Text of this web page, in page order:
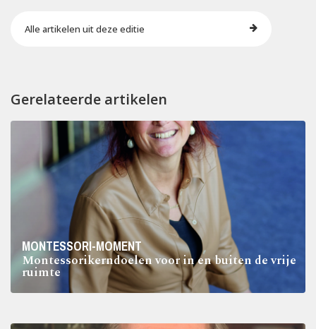
Alle artikelen uit deze editie
Gerelateerde artikelen
MONTESSORI-MOMENT
Montessorikerndoelen voor in en buiten de vrije
ruimte